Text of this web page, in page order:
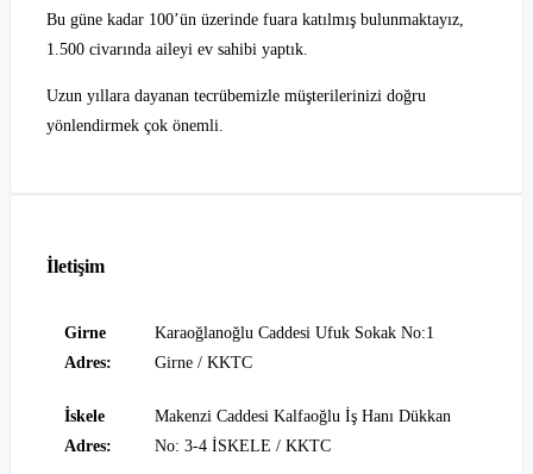
Bu güne kadar 100’ün üzerinde fuara katılmış bulunmaktayız,
1.500 civarında aileyi ev sahibi yaptık.
Uzun yıllara dayanan tecrübemizle müşterilerinizi doğru
yönlendirmek çok önemli.
İletişim
Girne
Adres:
Karaoğlanoğlu Caddesi Ufuk Sokak No:1
Girne / KKTC
İskele
Adres:
Makenzi Caddesi Kalfaoğlu İş Hanı Dükkan
No: 3-4 İSKELE / KKTC